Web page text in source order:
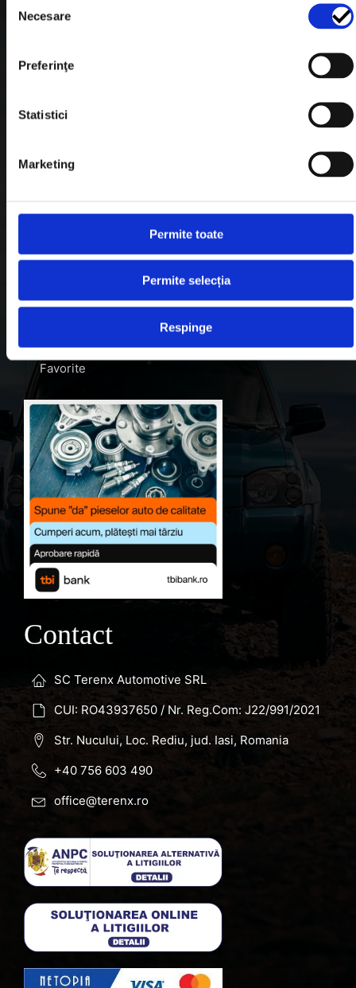
consimțământului
Necesare
Preferinţe
Statistici
Marketing
Permite toate
Permite selecția
Respinge
Politica de Confidentialitate
Despre noi
Favorite
Contact
SC Terenx Automotive SRL
CUI: RO43937650 / Nr. Reg.Com: J22/991/2021
Str. Nucului, Loc. Rediu, jud. Iasi, Romania
+40 756 603 490
office@terenx.ro